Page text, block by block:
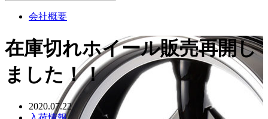
会社概要
在庫切れホイール販売再開し
ました！！
2020.07.22